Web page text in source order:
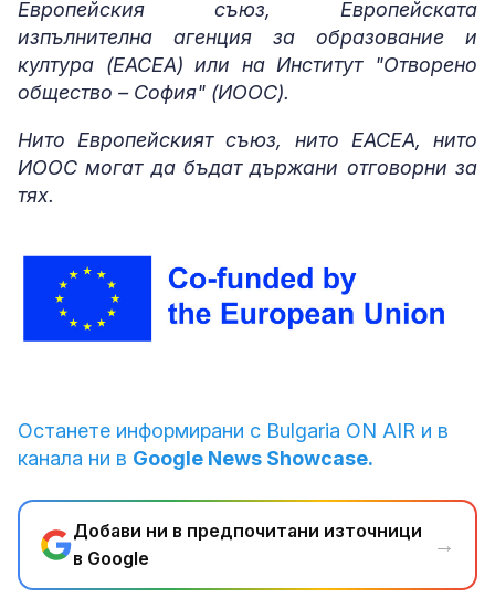
Европейския съюз, Европейската
изпълнителна агенция за образование и
култура (EACEA) или на Институт "Отворено
общество – София" (ИООС).
Нито Европейският съюз, нито EACEA, нито
ИООС могат да бъдат държани отговорни за
тях.
Останете информирани с Bulgaria ON AIR и в
канала ни в Google News Showcase.
Добави ни в предпочитани източници
в Google
→